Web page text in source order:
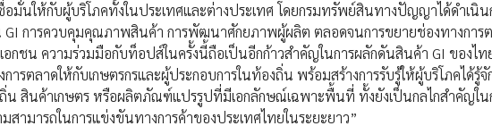
อมั่นให้กับผู้บริโภคทั้งในประเทศและต่างประเทศ โดยกรมทรัพย์สินทางปัญญาได้ดำเนิน
การควบคุมคุณภาพสินค้า การพัฒนาศักยภาพผู้ผลิต ตลอดจนการขยายช่องทางการ
กชน ความร่วมมือกับท็อปส์ในครั้งนี้ถือเป็นอีกก้าวสำคัญในการผลักดันสินค้า GI ของไท
รตลาดให้กับเกษตรกรและผู้ประกอบการในท้องถิ่น พร้อมสร้างการรับรู้ให้ผู้บริโภคได้รู้
สินค้าเกษตร หรือผลิตภัณฑ์แปรรูปที่มีเอกลักษณ์เฉพาะพื้นที่ ทั้งยังเป็นกลไกสำคัญใน
ามารถในการแข่งขันทางการค้าของประเทศไทยในระยะยาว”